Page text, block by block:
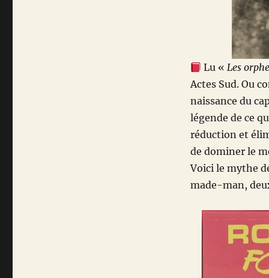
Lu «Les
Actes Sud. Ou
naissance du
légende de ce
réduction et
de dominer le
Voici le mythe
made-man,